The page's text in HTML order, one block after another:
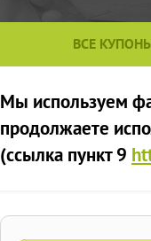
ВСЕ
Мы используем
продолжаете
(ссылка пункт 9